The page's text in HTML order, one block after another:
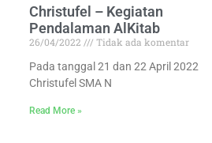
Christufel – Kegiatan
Pendalaman AlKitab
26/04/2022
Tidak ada komentar
Pada tanggal 21 dan 22 April 2022
Christufel SMA N
Read More »